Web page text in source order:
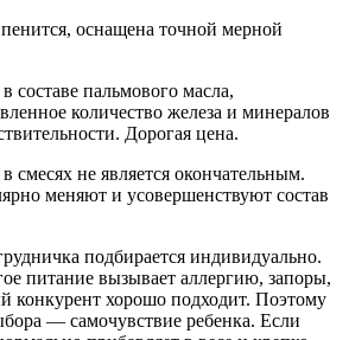
оснащена точной мерной
составе пальмового масла,
количество железа и минералов
Дорогая цена.
смесях не является окончательным.
меняют и усовершенствуют состав
подбирается индивидуально.
питание вызывает аллергию, запоры,
конкурент хорошо подходит. Поэтому
— самочувствие ребенка. Если